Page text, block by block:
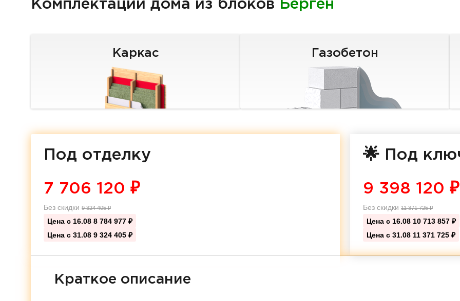
Комплектации дома из блоков Берген
Каркас Газобетон
Под отделку
7 706 120 ₽
Без скидки 9 324 405₽
Цена с 16.08 8 784 977 ₽
Цена с 31.08 9 324 405 ₽
🌟 Под
9 398 120 ₽
Без скидки 11 371 725₽
Цена с 16.08 10 713 857 ₽
Цена с 31.08 11 371 725 ₽
Краткое описание